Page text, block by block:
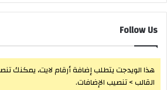
Follow Us
هذا الويدجت يتطلب إضافة أرقام لايت، يمكنك
القالب > تنصيب الإضافات.